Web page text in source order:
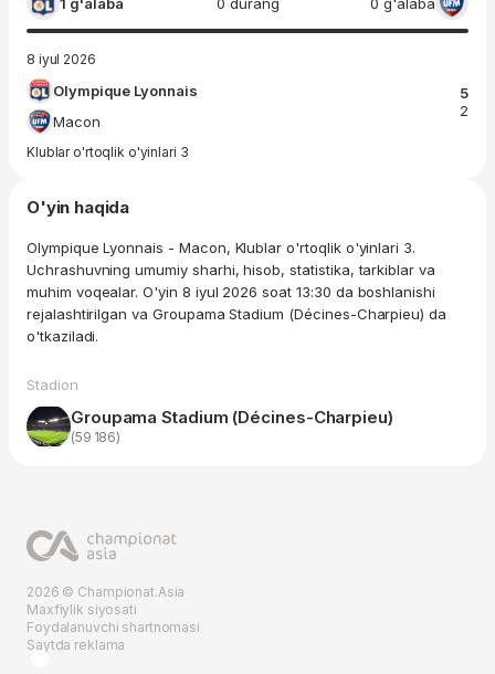
8 iyul 2026
Olympique Lyonnais
Macon
5
2
Klublar o'rtoqlik o'yinlari 3
O'yin haqida
Olympique Lyonnais - Macon, Klublar o'rtoqlik o'yinlari 3.
Uchrashuvning umumiy sharhi, hisob, statistika, tarkiblar va
muhim voqealar. O'yin 8 iyul 2026 soat 13:30 da boshlanishi
rejalashtirilgan va Groupama Stadium (Décines-Charpieu) da
o'tkaziladi.
Stadion
Groupama Stadium (Décines-Charpieu)
(59 186)
2026 © Championat.Asia
Maxfiylik siyosati
Foydalanuvchi shartnomasi
Saytda reklama